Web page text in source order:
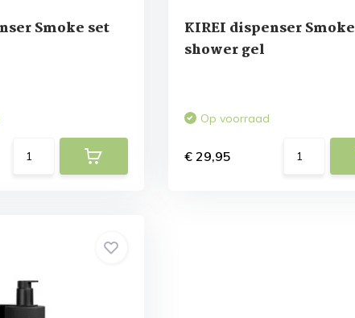
Smoke set
KIREI dispenser Smoke
shower gel
Op voorraad
€ 29,95